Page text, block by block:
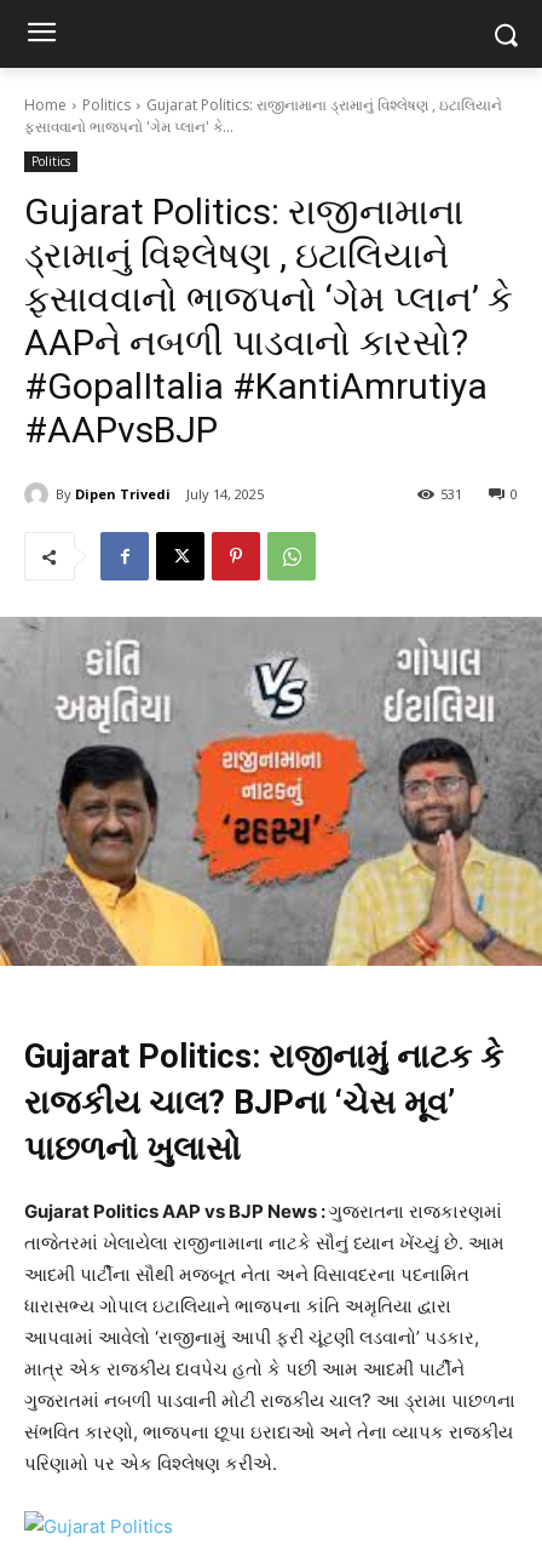
Home Politics
Gujarat Politics: રાજીનામાના ડ્રામાનું વિશ્લેષણ , ઇટાલિયાને
ફસાવવાનો ભાજપનો 'ગેમ પ્લાન' કે...
Politics
Gujarat Politics: રાજીનામાના
ડ્રામાનું વિશ્લેષણ , ઇટાલિયાને
ફસાવવાનો ભાજપનો ‘ગેમ પ્લાન’ કે
AAPને નબળી પાડવાનો કારસો?
#GopalItalia #KantiAmrutiya
#AAPvsBJP
By Dipen Trivedi July 14, 2025 0
531
Gujarat Politics: રાજીનામું નાટક કે
રાજકીય ચાલ? BJPના ‘ચેસ મૂવ’
પાછળનો ખુલાસો
Gujarat Politics AAP vs BJP News :ગુજરાતના રાજકારણમાં
તાજેતરમાં ખેલાયેલા રાજીનામાના નાટકે સૌનું ધ્યાન ખેંચ્યું છે. આમ
આદમી પાર્ટીના સૌથી મજબૂત નેતા અને વિસાવદરના પદનામિત
ધારાસભ્ય ગોપાલ ઇટાલિયાને ભાજપના કાંતિ અમૃતિયા દ્વારા
આપવામાં આવેલો ‘રાજીનામું આપી ફરી ચૂંટણી લડવાનો’ પડકાર,
માત્ર એક રાજકીય દાવપેચ હતો કે પછી આમ આદમી પાર્ટીને
ગુજરાતમાં નબળી પાડવાની મોટી રાજકીય ચાલ? આ ડ્રામા પાછળના
સંભવિત કારણો, ભાજપના છૂપા ઇરાદાઓ અને તેના વ્યાપક રાજકીય
પરિણામો પર એક વિશ્લેષણ કરીએ.